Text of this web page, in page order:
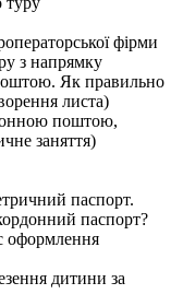
фірми
з напрямку
Як правильно
листа)
поштою,
заняття)
паспорт.
паспорт?
оформлення
дитини за